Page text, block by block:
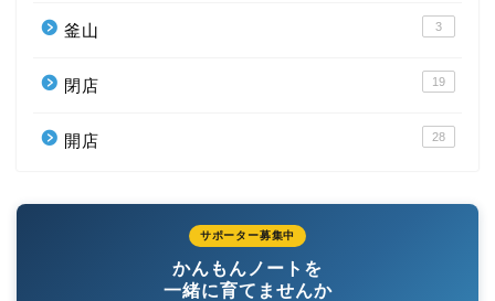
釜山 3
閉店 19
開店 28
サポーター募集中
かんもんノートを
一緒に育てませんか